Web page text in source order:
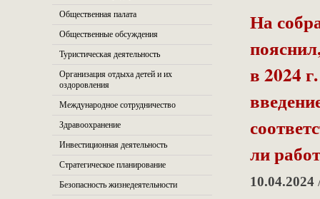
Общественная палата
Общественные обсуждения
Туристическая деятельность
Организация отдыха детей и их
оздоровления
Международное сотрудничество
Здравоохранение
Инвестиционная деятельность
Стратегическое планирование
Безопасность жизнедеятельности
На
в 2024
ли
10.04.2024